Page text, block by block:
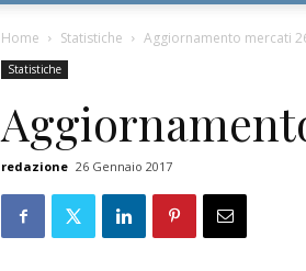
Home Statistiche Aggiornamento mercati
Statistiche
redazione 26 Gennaio 2017